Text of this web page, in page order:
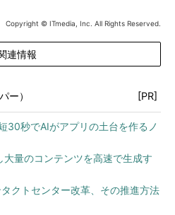
Copyright © ITmedia, Inc. All Rights Reserved.
連情報
ー） [PR]
30秒でAIがアプリの土台を作るノ
量のコンテンツを高速で生成す
クトセンター改革、その推進方法